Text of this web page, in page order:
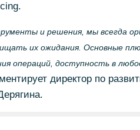
и решения, мы всегда
их ожидания. Основные
операций, доступность в
директор по